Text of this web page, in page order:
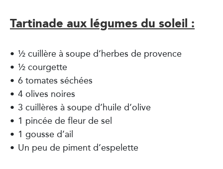
Tartinade aux légumes du soleil :
½ cuillère à soupe d’herbes de provence
½ courgette
6 tomates séchées
4 olives noires
3 cuillères à soupe d’huile d’olive
1 pincée de fleur de sel
1 gousse d’ail
Un peu de piment d’espelette